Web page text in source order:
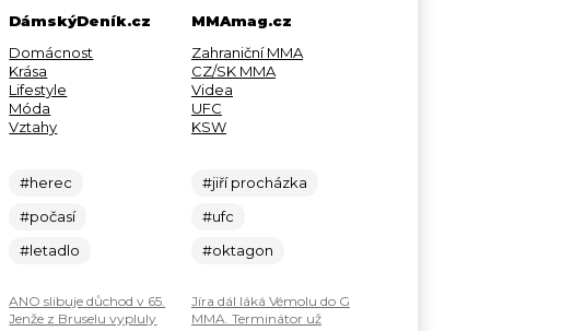
DámskýDeník.cz
Domácnost
Krása
Lifestyle
Móda
Vztahy
#herec
#počasí
#letadlo
ANO slibuje důchod v 65.
Jenže z Bruselu vypluly
MMAmag.cz
Zahraniční MMA
CZ/SK MMA
Videa
UFC
KSW
#jiří procházka
#ufc
#oktagon
Jíra dál láká Vémolu do G
MMA. Terminátor už